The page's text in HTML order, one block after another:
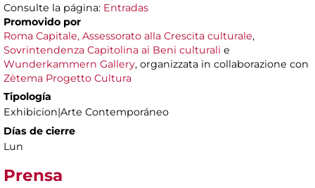
Consulte la página: Entradas
Promovido por
Roma Capitale, Assessorato alla Crescita culturale,
Sovrintendenza Capitolina ai Beni culturali e
Wunderkammern Gallery, organizzata in collaborazione con
Zètema Progetto Cultura
Tipología
Exhibicion|Arte Contemporáneo
Días de cierre
Lun
Prensa